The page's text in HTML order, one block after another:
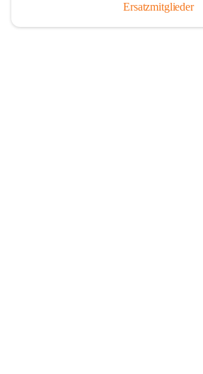
Ersatzmitglieder